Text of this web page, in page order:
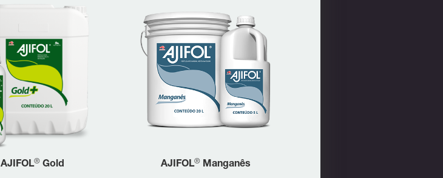
AJIFOL® Gold AJIFOL® Manganês